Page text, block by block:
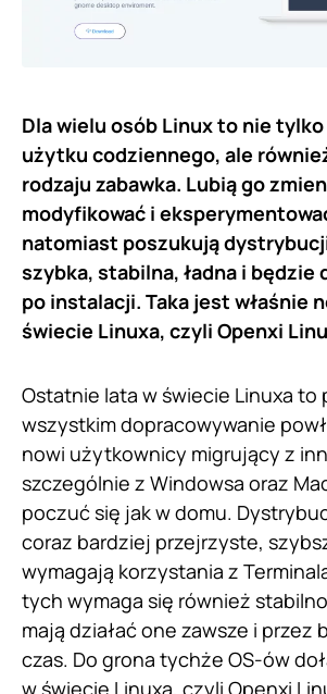
Dla wielu osób Linux to nie
użytku codziennego, ale
rodzaju zabawka. Lubią go
modyfikować i
natomiast poszukują
szybka, stabilna, ładna i będzie
po instalacji. Taka jest właśnie
świecie Linuxa, czyli Openxi
Ostatnie lata w świecie Linuxa to
wszystkim dopracowywanie
nowi użytkownicy migrujący z
szczególnie z Windowsa oraz
poczuć się jak w domu.
coraz bardziej przejrzyste,
wymagają korzystania z
tych wymaga się również
mają działać one zawsze i przez
czas. Do grona tychże OS-ów
w świecie Linuxa, czyli Openxi